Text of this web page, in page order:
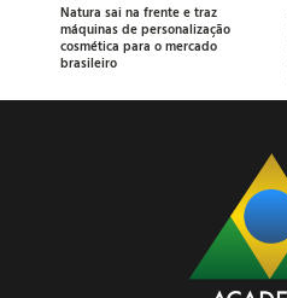
Natura sai na frente e traz
máquinas de personalização
cosmética para o mercado
brasileiro